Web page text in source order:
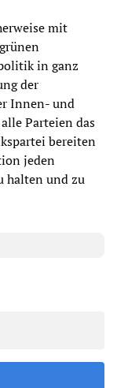
mit
in ganz
der
Innen- und
Parteien das
bereiten
jeden
halten und zu